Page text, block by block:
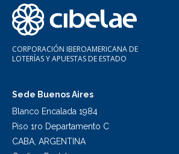
CORPORACIÓN IBEROAMERICANA DE
LOTERÍAS Y APUESTAS DE ESTADO
Sede Buenos Aires
Blanco Encalada 1984
Piso 1ro Departamento C
CABA, ARGENTINA